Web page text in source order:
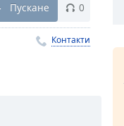
Пускане 0
Контакти